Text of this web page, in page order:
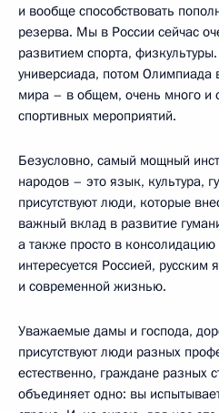
и вообще способствовать
резерва. Мы в России сейчас
развитием спорта,
универсиада, потом Олимпиада
мира – в общем, очень много и
спортивных мероприятий.
Безусловно, самый мощный
народов – это язык, культура,
присутствуют люди, которые
важный вклад в развитие
а также просто в
интересуется Россией,
и современной жизнью.
Уважаемые дамы и господа,
присутствуют люди разных
естественно, граждане разных
объединяет одно: вы